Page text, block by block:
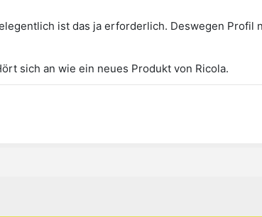
ist das ja erforderlich. Deswegen Profil
sich an wie ein neues Produkt von Ricola.